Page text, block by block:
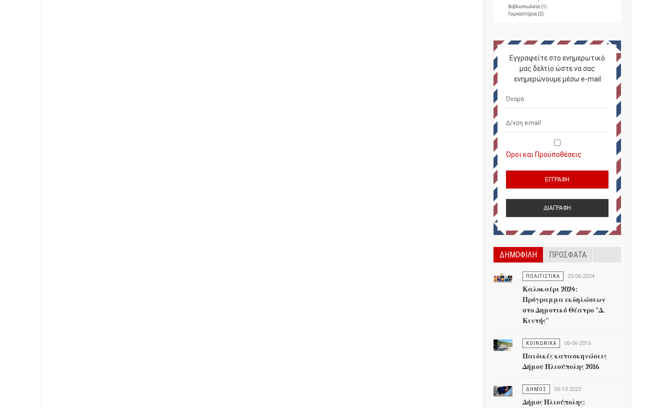
Εγγραφείτε στο ενημερωτικό
μας δελτίο ώστε να σας
ενημερώνουμε μέσω e-mail
Όροι και Προϋποθέσεις
ΔΗΜΟΦΙΛΗ ΠΡΟΣΦΑΤΑ
ΠΟΛΙΤΙΣΤΙΚΑ 25-06-2024
Καλοκαίρι 2024:
Πρόγραμμα εκδηλώσεων
στο Δημοτικό Θέατρο "Δ.
Κιντής"
ΚΟΙΝΩΝΙΚΑ 06-06-2016
Παιδικές κατασκηνώσεις
Δήμου Ηλιούπολης 2016
ΔΗΜΟΣ 05-10-2023
Δήμος Ηλιούπολης: